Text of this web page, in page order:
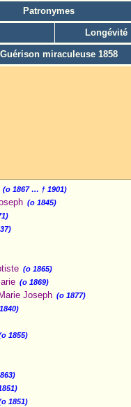
Patronymes
Longévité
Guérison miraculeuse 1858
(o 1867 … † 1901)
(o 1845)
(o 1865)
(o 1869)
Joseph (o 1877)
1855)
1851)